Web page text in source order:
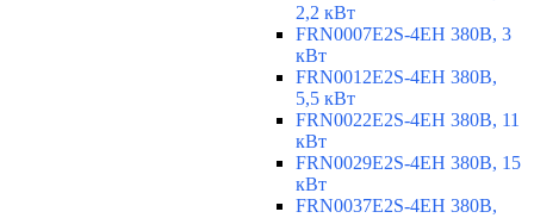
2,2 кВт
FRN0007E2S-4EH 380В, 3
кВт
FRN0012E2S-4EH 380В,
5,5 кВт
FRN0022E2S-4EH 380В, 11
кВт
FRN0029E2S-4EH 380В, 15
кВт
FRN0037E2S-4EH 380В,